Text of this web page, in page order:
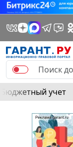
Бюджетный учет